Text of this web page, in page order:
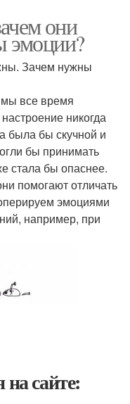
они
эмоции?
Зачем нужны
все время
никогда
была бы скучной и
бы принимать
стала бы опаснее.
помогают отличать
эмоциями
например, при
сайте: